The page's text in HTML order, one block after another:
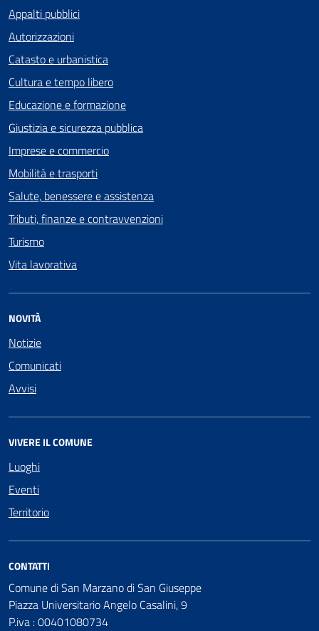
Appalti pubblici
Autorizzazioni
Catasto e urbanistica
Cultura e tempo libero
Educazione e formazione
Giustizia e sicurezza pubblica
Imprese e commercio
Mobilità e trasporti
Salute, benessere e assistenza
Tributi, finanze e contravvenzioni
Turismo
Vita lavorativa
NOVITÀ
Notizie
Comunicati
Avvisi
VIVERE IL COMUNE
Luoghi
Eventi
Territorio
CONTATTI
Comune di San Marzano di San Giuseppe
Piazza Universitario Angelo Casalini, 9
P.iva : 00401080734